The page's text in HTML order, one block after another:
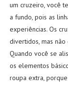
um cruzeiro, você
a fundo, pois as
experiências. Os
divertidos, mas
Quando você se
os elementos
roupa extra,